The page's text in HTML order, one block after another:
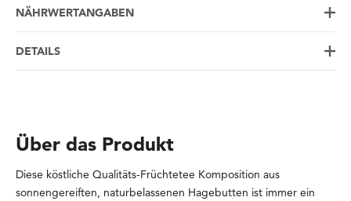
NÄHRWERTANGABEN
DETAILS
Über das Produkt
Diese köstliche Qualitäts-Früchtetee Komposition aus
sonnengereiften, naturbelassenen Hagebutten ist immer ein